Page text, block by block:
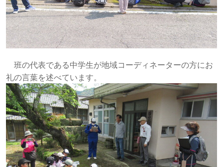
班の代表である中学生が地域コーディネーターの方にお
礼の言葉を述べています。